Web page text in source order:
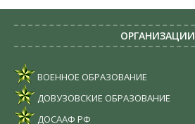
ОРГАНИЗАЦИИ
ВОЕННОЕ ОБРАЗОВАНИЕ
ДОВУЗОВСКИЕ ОБРАЗОВАНИЕ
ДОСААФ РФ